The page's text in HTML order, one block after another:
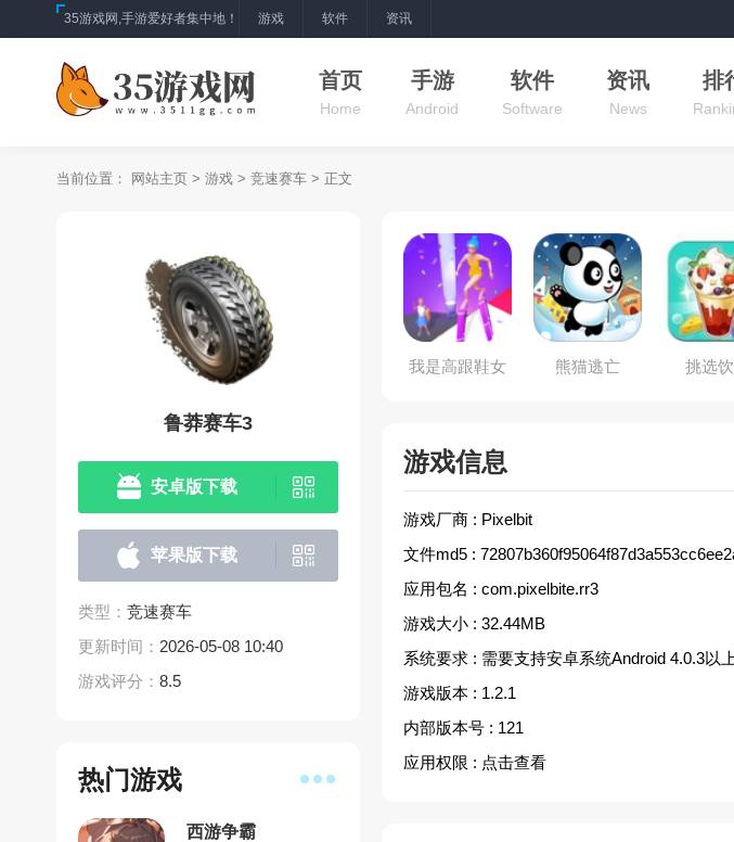
35游戏网,手游爱好者集中地！ 游戏 软件 资讯
首页
Home
手游
Android
软件
Software
资讯
News
排
当前位置： 网站主页 > 游戏 > 竞速赛车 > 正文
鲁莽赛车3
安卓版下载
苹果版下载
类型： 竞速赛车
更新时间： 2026-05-08 10:40
游戏评分： 8.5
热门游戏
西游争霸
我是高跟鞋女
熊猫逃亡 挑选
游戏信息
游戏厂商 : Pixelbit
文件md5 :
应用包名 : com.pixelbite.rr3
游戏大小 : 32.44MB
系统要求 : 需要支持安卓系统Android 4.0.3以上
游戏版本 : 1.2.1
内部版本号 : 121
应用权限 : 点击查看